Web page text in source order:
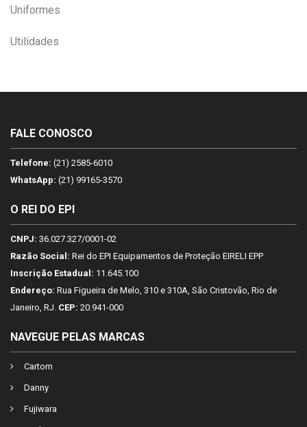
Uniformes
Utilidades
FALE CONOSCO
Telefone: (21) 2585-6010
WhatsApp: (21) 99165-3570
O REI DO EPI
CNPJ: 36.027.327/0001-02
Razão Social: Rei do EPI Equipamentos de Proteção EIRELI EPP
Inscrição Estadual: 11.645.100
Endereço: Rua Figueira de Melo, 310 e 310A, São Cristovão, Rio de
Janeiro, RJ. CEP: 20.941-000
NAVEGUE PELAS MARCAS
Cartom
Danny
Fujiwara